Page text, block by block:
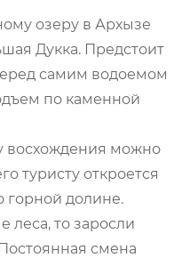
озеру в Архызе
Дукка. Предстоит
самим водоемом
по каменной
восхождения можно
туристу откроется
горной долине.
леса, то заросли
смена